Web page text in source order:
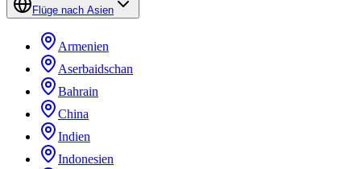
Flüge nach Asien
Armenien
Aserbaidschan
Bahrain
China
Indien
Indonesien